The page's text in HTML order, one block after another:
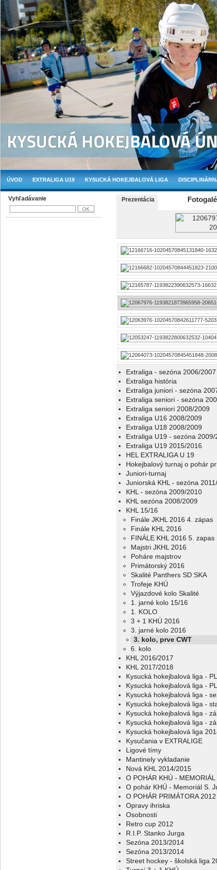
ÚVOD EXTRALIGA U19 KYSUCKÁ HOKEJBALOVÁ LIGA
Vyhľadávanie Prezentácia
Extraliga - sezóna 2006/2007
Extraliga história
Extraliga juniori - sezóna
Extraliga seniori - sezóna
Extraliga seniori 2008/2009
Extraliga U16 2008/2009
Extraliga U18 2008/2009
Extraliga U19 - sezóna 2009/
Extraliga U19 2015/2016
HEL EXTRALIGA U 19
Hokejbalový turnaj o pohár
Juniori-turnaj
Juniorská KHL - sezóna
KHL - sezóna 2009/2010
KHL sezóna 2008/2009
KHL 15/16
Finále JKHL 2016 4. zápas
Finále KHL 2016
FINÁLE KHL 2016 5. zapas
Majstri JKHL 2016
Poháre majstrov
Primátorský 2016
Skalité Panthers SD SKA
Trofeje KHÚ
Výjazdové kolo Skalité
1. jarné kolo 15/16
1. KOLO
3 + 1 KHÚ 2016
3. jarné kolo 2016
3. kolo, prve CWT
6. kolo
KHL 2016/2017
KHL 2017/2018
Kysucká hokejbalová liga -
Kysucká hokejbalová liga -
Kysucká hokejbalová liga -
Kysucká hokejbalová liga -
Kysucká hokejbalová liga -
Kysucká hokejbalová liga -
Kysucká hokejbalová liga
Kysučania v EXTRALIGE
Ligové tímy
Mantinely vykladanie
Nová KHL 2014/2015
O POHÁR KHÚ - MEMORIÁL
O pohár KHÚ - Memoriál S.
O POHÁR PRIMÁTORA 2012
Opravy ihriska
Osobnosti
Retro cup 2012
R.I.P. Stanko Jurga
Sezóna 2013/2014
Sezóna 2013/2014
Street hockey - školská liga